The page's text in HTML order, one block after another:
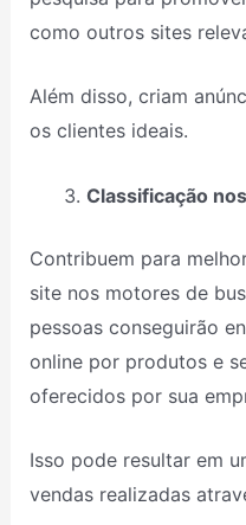
como outros sites
Além disso, criam
os clientes ideais.
Classificação
Contribuem para
site nos motores de
pessoas conseguirão
online por produtos e
oferecidos por sua
Isso pode resultar em
vendas realizadas